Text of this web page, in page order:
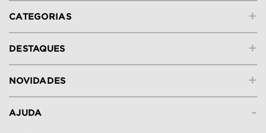
+
CATEGORIAS
+
DESTAQUES
+
NOVIDADES
-
AJUDA